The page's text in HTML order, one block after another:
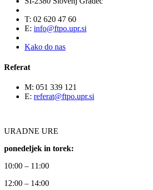
T: 02 620 47 60
E: info@ftpo.upr.si
Kako do nas
Referat
M: 051 339 121
E: referat@ftpo.upr.si
URADNE URE
ponedeljek in torek:
10:00 – 11:00
12:00 – 14:00